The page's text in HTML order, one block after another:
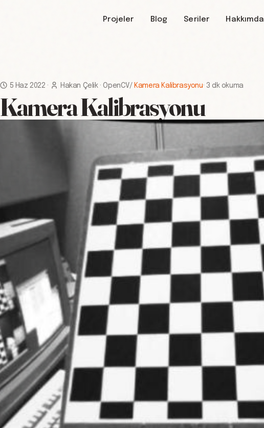
Projeler Blog Seriler Hakkımda
5 Haz 2022 · Hakan Çelik· OpenCV/ Kamera Kalibrasyonu· 3 dk okuma
Kamera Kalibrasyonu